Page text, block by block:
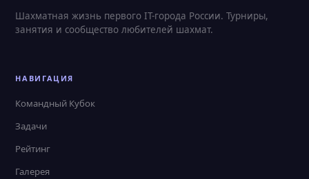
Шахматная жизнь первого IT-города России. Турниры,
занятия и сообщество любителей шахмат.
НАВИГАЦИЯ
Командный Кубок
Задачи
Рейтинг
Галерея